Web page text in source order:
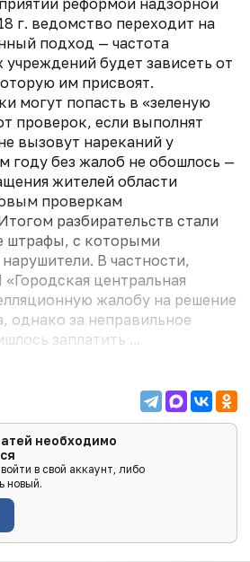
г. ведомство переходит на
подход — частота
будет зависеть от
им присвоят.
могут попасть в «зеленую
проверок, если выполнят
вызовут нареканий у
году без жалоб не обошлось —
жителей области
проверкам
разбирательств стали
штрафы, с которыми
В частности,
центральная
жалобу на решение
однако за неправильное
заплатить ...
необходимо
в свой аккаунт, либо
новый.